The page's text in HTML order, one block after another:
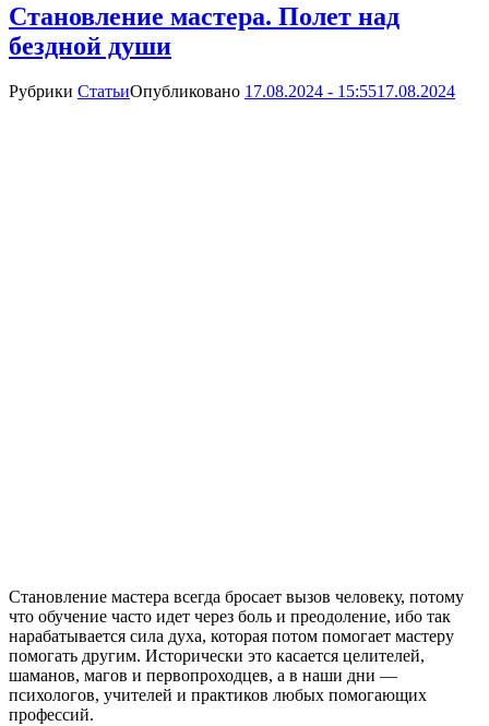
Становление мастера. Полет над
бездной души
Рубрики СтатьиОпубликовано 17.08.2024 - 15:5517.08.2024
Становление мастера всегда бросает вызов человеку, потому
что обучение часто идет через боль и преодоление, ибо так
нарабатывается сила духа, которая потом помогает мастеру
помогать другим. Исторически это касается целителей,
шаманов, магов и первопроходцев, а в наши дни —
психологов, учителей и практиков любых помогающих
профессий.